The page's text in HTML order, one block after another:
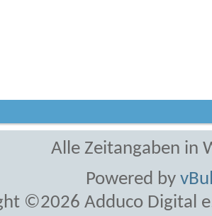
Alle Zeitangaben in
Powered by
©2026 Adduco Digital